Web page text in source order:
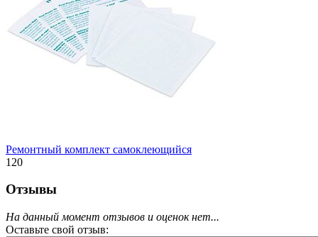
Ремонтный комплект самоклеющийся
120
Отзывы
На данный момент отзывов и оценок нет...
Оставьте свой отзыв: